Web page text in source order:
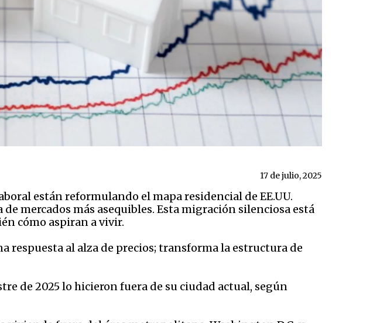
17 de julio, 2025
están reformulando el mapa residencial de EE.UU.
mercados más asequibles. Esta migración silenciosa está
cómo aspiran a vivir.
al alza de precios; transforma la estructura de
de 2025 lo hicieron fuera de su ciudad actual, según